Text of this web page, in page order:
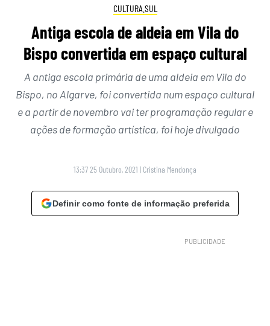
CULTURA.SUL
Antiga escola de aldeia em Vila do
Bispo convertida em espaço cultural
A antiga escola primária de uma aldeia em Vila do
Bispo, no Algarve, foi convertida num espaço cultural
e a partir de novembro vai ter programação regular e
ações de formação artística, foi hoje divulgado
13:37 25 Outubro, 2021 | Cristina Mendonça
Definir como fonte de informação preferida